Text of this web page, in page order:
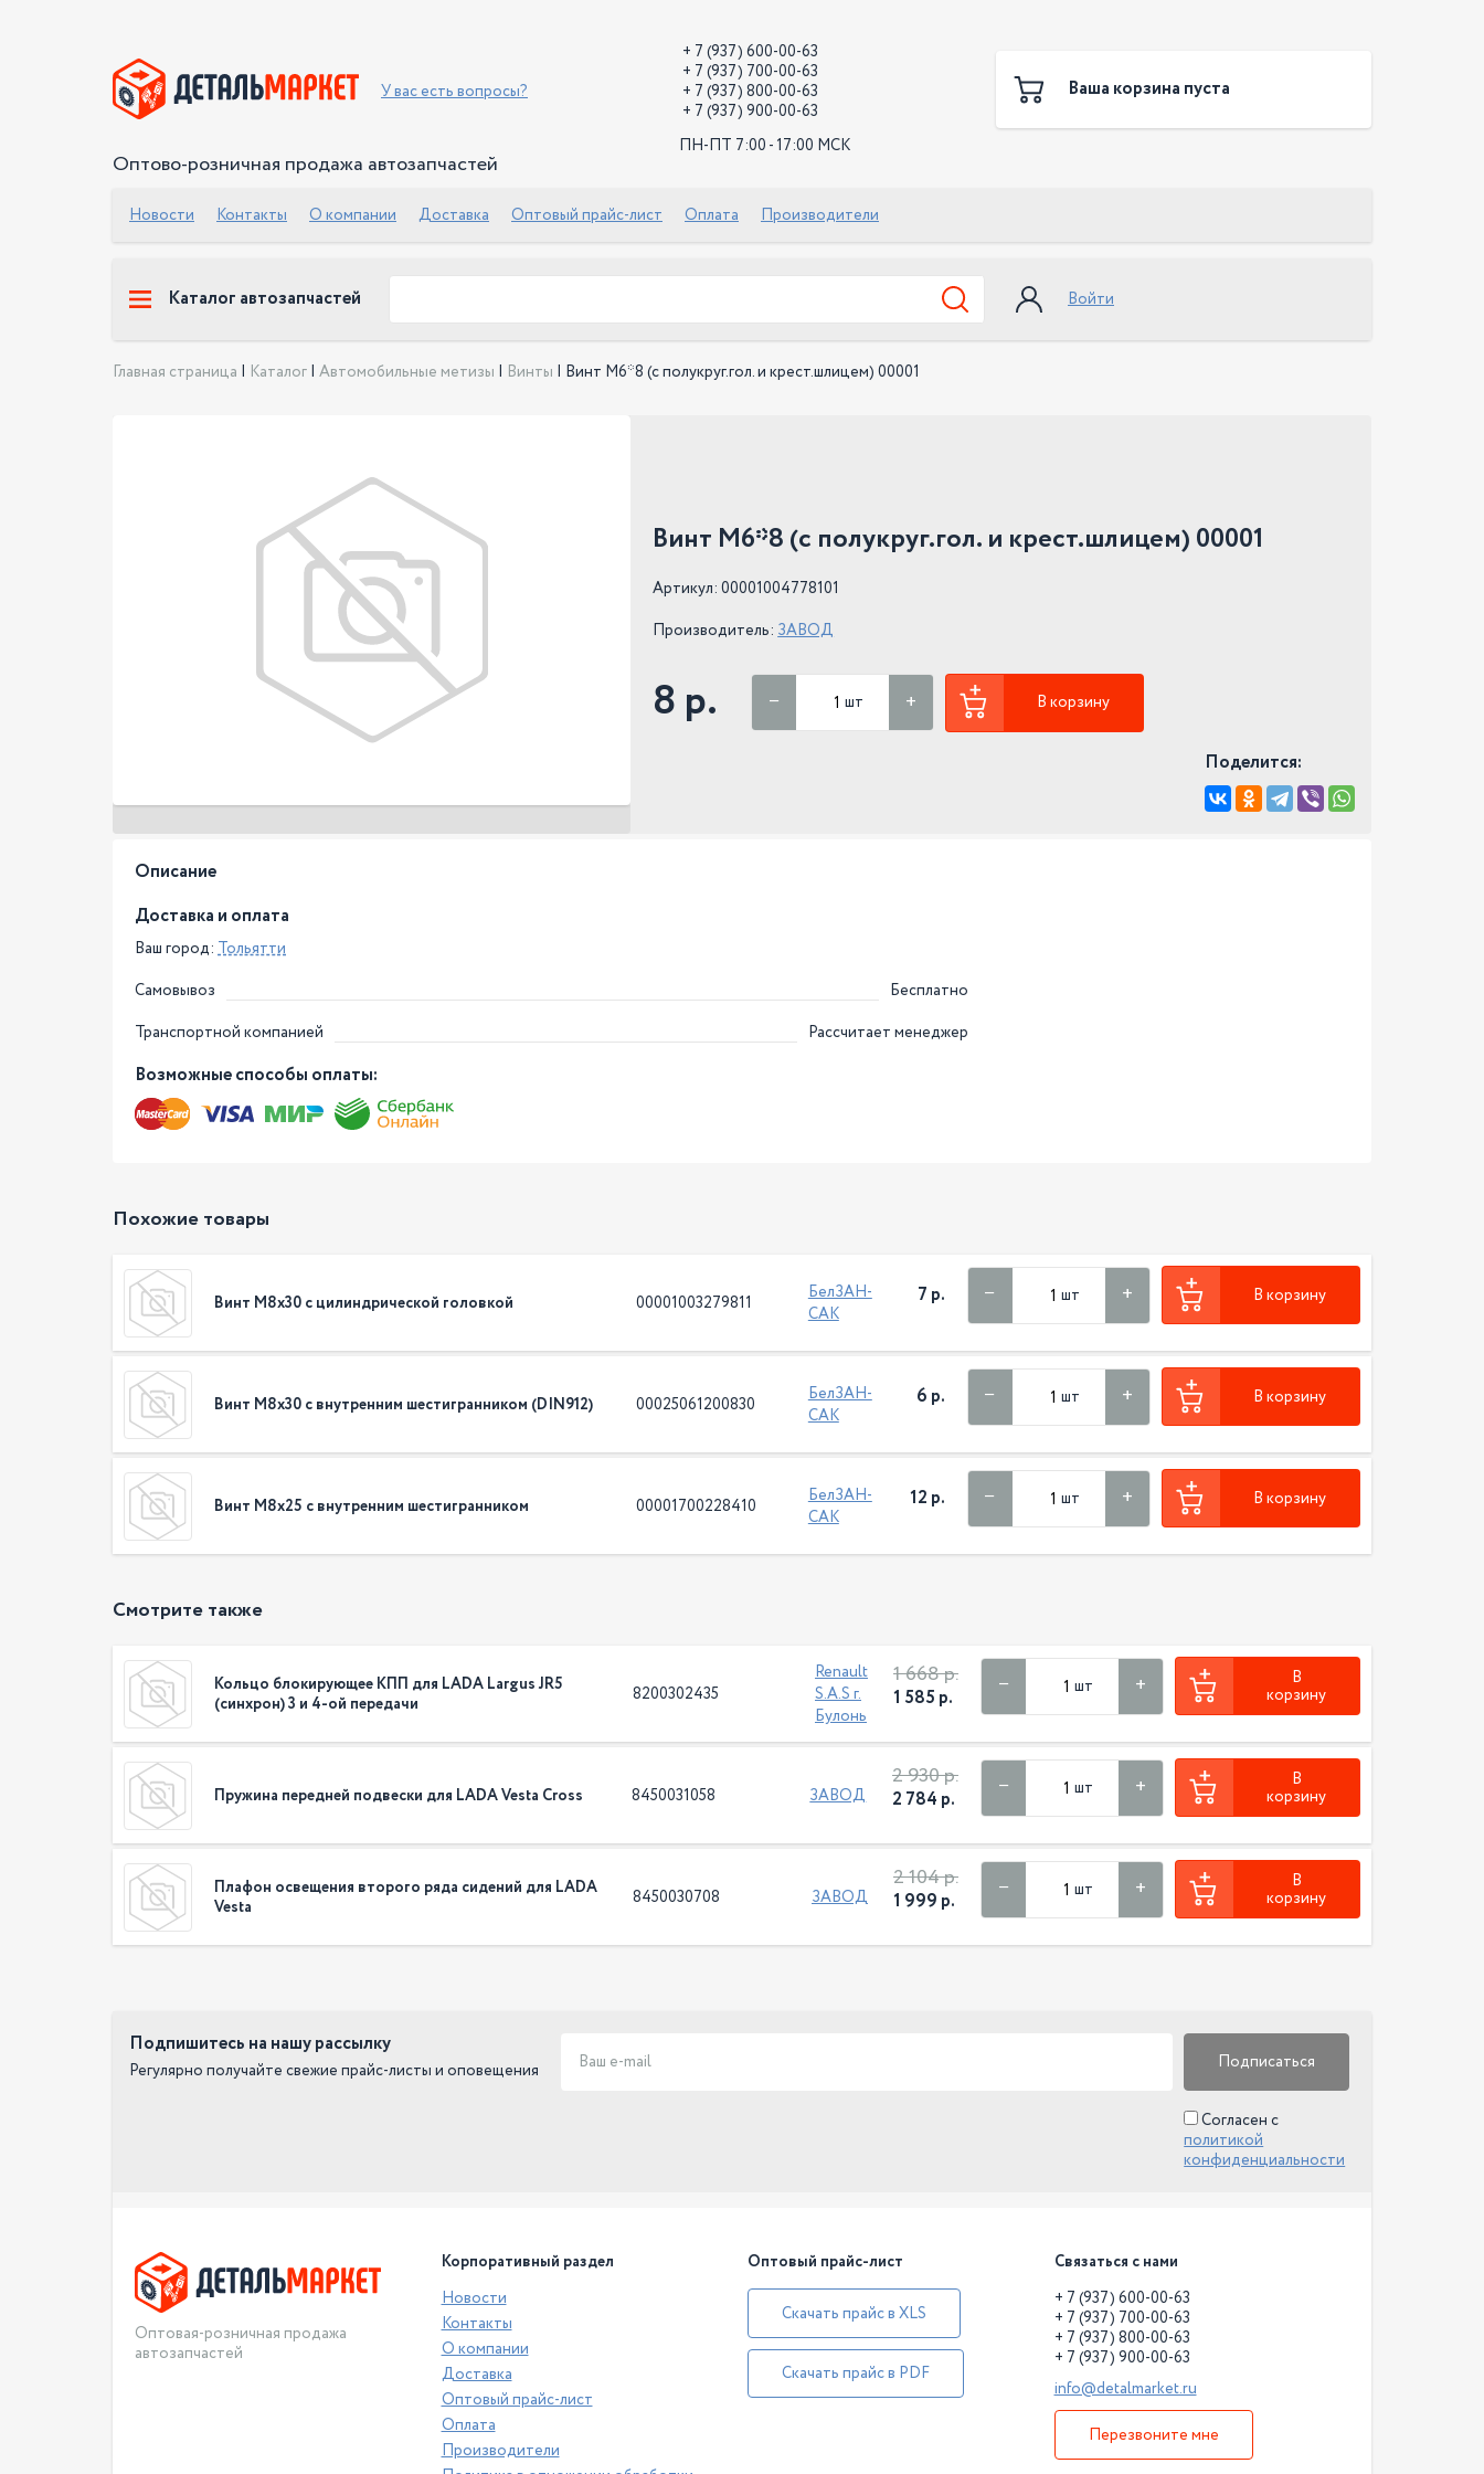
Оптово-розничная продажа автозапчастей
У вас есть вопросы?
+ 7 (937) 600-00-63
+ 7 (937) 700-00-63
+ 7 (937) 800-00-63
+ 7 (937) 900-00-63
ПН-ПТ 7:00 - 17:00 МСК
Ваша корзина пуста
Новости Контакты О компании Доставка Оптовый прайс-лист Оплата Производители
Каталог автозапчастей Войти
Главная страница | Каталог | Автомобильные метизы | Винты | Винт М6*8 (с полукруг.гол. и крест.шлицем) 00001
Винт М6*8 (с полукруг.гол. и крест.шлицем) 00001
Артикул: 00001004778101
Производитель: ЗАВОД
8 р. шт В корзину
Поделится:
Описание
Доставка и оплата
Ваш город: Тольятти
Самовывоз
Бесплатно
Транспортной компанией
Рассчитает менеджер
Возможные способы оплаты:
Похожие товары
Винт М8х30 с цилиндрической головкой 00001003279811
БелЗАН-
САК
7 р. шт В корзину
Винт М8х30 с внутренним шестигранником (DIN912) 00025061200830
БелЗАН-
САК
6 р. шт В корзину
Винт М8х25 с внутренним шестигранником 00001700228410
БелЗАН-
САК
12 р. шт В корзину
Смотрите также
Кольцо блокирующее КПП для LADA Largus JR5
(синхрон) 3 и 4-ой передачи
8200302435
Renault
S.A.S г.
Булонь
1 668 р.
1 585 р. шт
В
корзину
Пружина передней подвески для LADA Vesta Cross 8450031058 ЗАВОД
2 930 р.
2 784 р. шт
В
корзину
Плафон освещения второго ряда сидений для LADA
Vesta
8450030708 ЗАВОД
2 104 р.
1 999 р. шт
В
корзину
Подпишитесь на нашу рассылку
Регулярно получайте свежие прайс-листы и оповещения Подписаться
Согласен с
политикой
конфиденциальности
Оптовая-розничная продажа
автозапчастей
Корпоративный раздел
Новости
Контакты
О компании
Доставка
Оптовый прайс-лист
Оплата
Производители
Оптовый прайс-лист
Скачать прайс в XLS
Скачать прайс в PDF
Связаться с нами
+ 7 (937) 600-00-63
+ 7 (937) 700-00-63
+ 7 (937) 800-00-63
+ 7 (937) 900-00-63
info@detalmarket.ru
Перезвоните мне